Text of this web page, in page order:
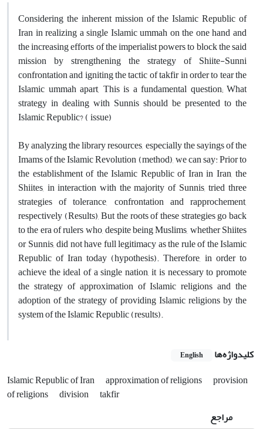
Considering the inherent mission of the Islamic Republic of
Iran in realizing a single Islamic ummah on the one hand and
the increasing efforts of the imperialist powers to block the said
mission by strengthening the strategy of Shiite-Sunni
confrontation and igniting the tactic of takfir in order to tear the
Islamic ummah apart, This is a fundamental question; What
strategy in dealing with Sunnis should be presented to the
Islamic Republic? ( issue)
By analyzing the library resources, especially the sayings of the
Imams of the Islamic Revolution (method), we can say: Prior to
the establishment of the Islamic Republic of Iran in Iran, the
Shiites, in interaction with the majority of Sunnis, tried three
strategies of tolerance, confrontation and rapprochement,
respectively (Results), But the roots of these strategies go back
to the era of rulers who, despite being Muslims, whether Shiites
or Sunnis, did not have full legitimacy as the rule of the Islamic
Republic of Iran today (hypothesis). Therefore, in order to
achieve the ideal of a single nation, it is necessary to promote
the strategy of approximation of Islamic religions and the
adoption of the strategy of providing Islamic religions by the
system of the Islamic Republic (results).
کلیدواژه‌ها English
Islamic Republic of Iran approximation of religions
provision
of religions
division
takfir
مراجع